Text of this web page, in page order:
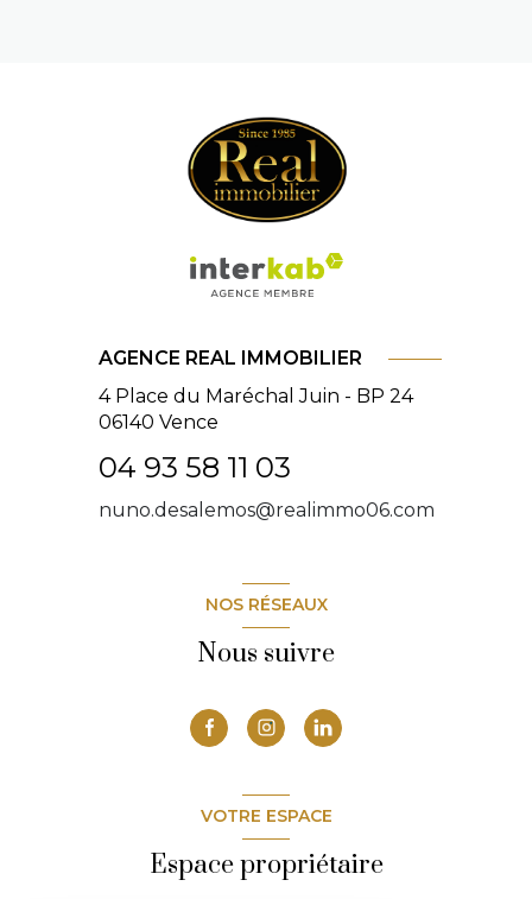
AGENCE REAL IMMOBILIER
4 Place du Maréchal Juin - BP 24
06140 Vence
04 93 58 11 03
nuno.desalemos@realimmo06.com
NOS RÉSEAUX
Nous suivre
VOTRE ESPACE
Espace propriétaire